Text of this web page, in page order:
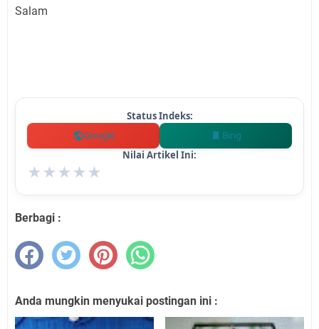
Salam
Status Indeks:
Google
Bing
Nilai Artikel Ini:
★★★★★
Berbagi :
Anda mungkin menyukai postingan ini :